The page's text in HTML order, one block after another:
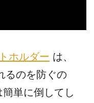
ホルダー は、
るのを防ぐの
単に倒してし